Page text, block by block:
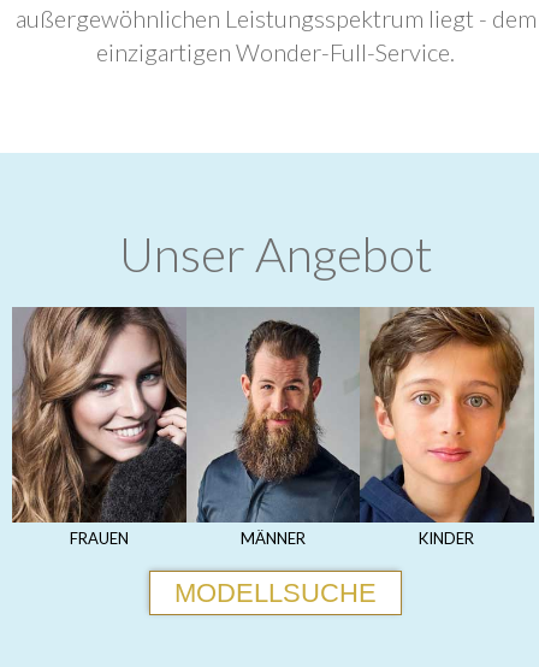
außergewöhnlichen Leistungsspektrum liegt - dem
einzigartigen Wonder-Full-Service.
Unser Angebot
FRAUEN MÄNNER KINDER
MODELLSUCHE